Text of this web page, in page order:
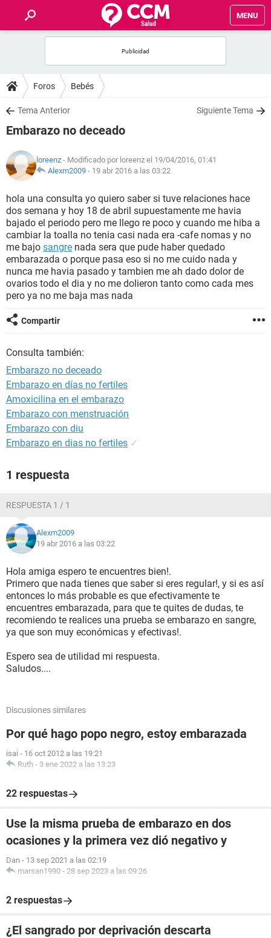
MENU
FOROS
SALUD
NUTRICIÓN
BIENESTAR
SEXUALIDAD
GLOSARIO
Foros Bebés
Tema Anterior Siguiente Tema
Embarazo no deceado
loreenz - Modificado por loreenz el 19/04/2016, 01:41
Alexm2009 - 19 abr 2016 a las 03:22
hola una consulta yo quiero saber si tuve relaciones hace
dos semana y hoy 18 de abril supuestamente me havia
bajado el periodo pero me llego re poco y cuando me hiba a
cambiar la toalla no tenia casi nada era -cafe nomas y no
me bajo sangre nada sera que pude haber quedado
embarazada o porque pasa eso si no me cuido nada y
nunca me havia pasado y tambien me ah dado dolor de
ovarios todo el dia y no me dolieron tanto como cada mes
pero ya no me baja mas nada
Compartir
Consulta también:
Embarazo no deceado
Embarazo en días no fertiles
Amoxicilina en el embarazo
Embarazo con menstruación
Embarazo con diu
Embarazo en dias no fertiles ✓
1 respuesta
RESPUESTA 1 / 1
Alexm2009
19 abr 2016 a las 03:22
Hola amiga espero te encuentres bien!.
Primero que nada tienes que saber si eres regular!, y si es así
entonces lo más probable es que efectivamente te
encuentres embarazada, para que te quites de dudas, te
recomiendo te realices una prueba se embarazo en sangre,
ya que son muy económicas y efectivas!.
Espero sea de utilidad mi respuesta.
Saludos....
Discusiones similares
Por qué hago popo negro, estoy embarazada
isai - 16 oct 2012 a las 19:21
Ruth - 3 ene 2022 a las 13:23
22 respuestas
Use la misma prueba de embarazo en dos
ocasiones y la primera vez dió negativo y
Dan - 13 sep 2021 a las 02:19
marsan1990 - 28 sep 2023 a las 09:26
2 respuestas
¿El sangrado por deprivación descarta